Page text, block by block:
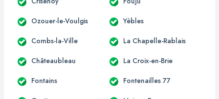
Ozouer-le-Voulgis Yèbles
Combs-la-Ville La Chapelle-Rablais
Châteaubleau La Croix-en-Brie
Fontains Fontenailles 77